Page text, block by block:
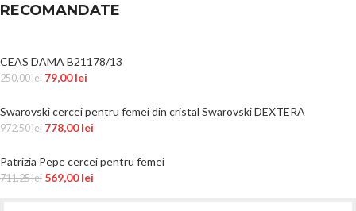
RECOMANDATE
CEAS DAMA B21178/13
250,00lei 79,00lei
Swarovski cercei pentru femei din cristal Swarovski DEXTERA
972,50lei 778,00lei
Patrizia Pepe cercei pentru femei
711,25lei 569,00lei